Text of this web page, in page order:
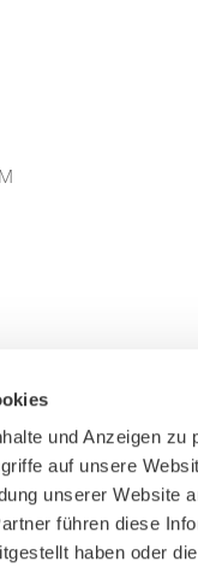
und Anzeigen
auf unsere
unserer Website
führen diese
haben oder